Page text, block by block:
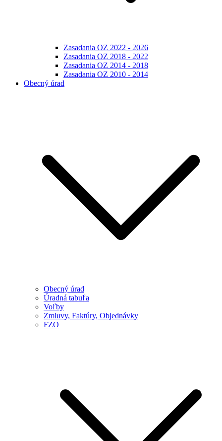
Zasadania OZ 2022 - 2026
Zasadania OZ 2018 - 2022
Zasadania OZ 2014 - 2018
Zasadania OZ 2010 - 2014
Obecný úrad
Obecný úrad
Úradná tabuľa
Voľby
Zmluvy, Faktúry, Objednávky
FZO